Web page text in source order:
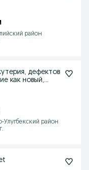
район
дефектов
как новый,
Улугбекский район